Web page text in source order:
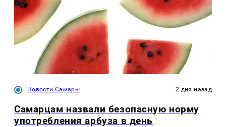
Новости Самары 2 дня назад
Самарцам назвали безопасную норму
употребления арбуза в день